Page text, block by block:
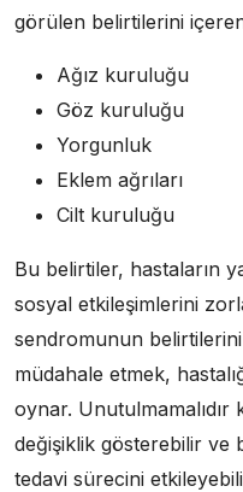
görülen belirtilerini
Ağız kuruluğu
Göz kuruluğu
Yorgunluk
Eklem ağrıları
Cilt kuruluğu
Bu belirtiler, hastaların
sosyal etkileşimlerini
sendromunun belirtilerini
müdahale etmek,
oynar. Unutulmamalıdır
değişiklik gösterebilir ve
tedavi sürecini